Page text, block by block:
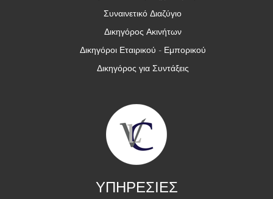
Συναινετικό Διαζύγιο
Δικηγόρος Ακινήτων
Δικηγόροι Εταιρικού - Εμπορικού
Δικηγόρος για Συντάξεις
ΥΠΗΡΕΣΙΕΣ